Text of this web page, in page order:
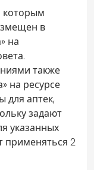
которым
в
на
также
на ресурсе
аптек,
задают
указанных
применяться 2